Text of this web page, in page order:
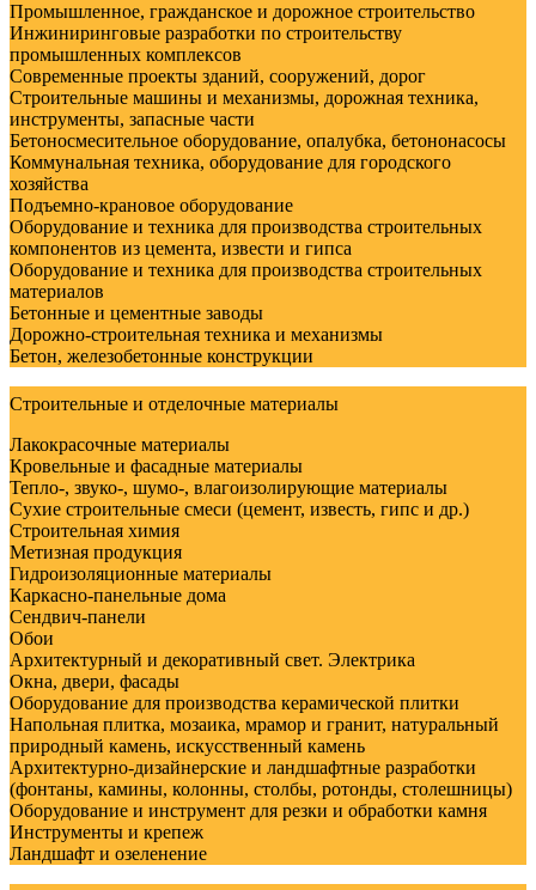
Промышленное, гражданское и дорожное строительство
Инжиниринговые разработки по строительству
промышленных комплексов
Современные проекты зданий, сооружений, дорог
Строительные машины и механизмы, дорожная техника,
инструменты, запасные части
Бетоносмесительное оборудование, опалубка, бетононасосы
Коммунальная техника, оборудование для городского
хозяйства
Подъемно-крановое оборудование
Оборудование и техника для производства строительных
компонентов из цемента, извести и гипса
Оборудование и техника для производства строительных
материалов
Бетонные и цементные заводы
Дорожно-строительная техника и механизмы
Бетон, железобетонные конструкции
Строительные и отделочные материалы
Лакокрасочные материалы
Кровельные и фасадные материалы
Тепло-, звуко-, шумо-, влагоизолирующие материалы
Сухие строительные смеси (цемент, известь, гипс и др.)
Строительная химия
Метизная продукция
Гидроизоляционные материалы
Каркасно-панельные дома
Сендвич-панели
Обои
Архитектурный и декоративный свет. Электрика
Окна, двери, фасады
Оборудование для производства керамической плитки
Напольная плитка, мозаика, мрамор и гранит, натуральный
природный камень, искусственный камень
Архитектурно-дизайнерские и ландшафтные разработки
(фонтаны, камины, колонны, столбы, ротонды, столешницы)
Оборудование и инструмент для резки и обработки камня
Инструменты и крепеж
Ландшафт и озеленение